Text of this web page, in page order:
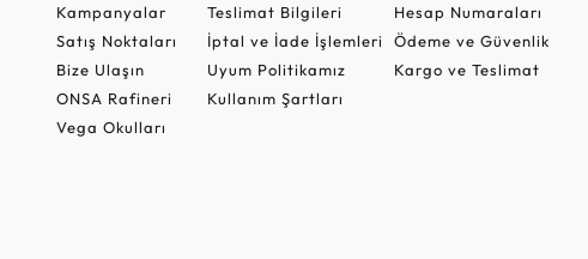
Kampanyalar
Satış Noktaları
Bize Ulaşın
ONSA Rafineri
Vega Okulları
Teslimat Bilgileri
İptal ve İade İşlemleri
Uyum Politikamız
Kullanım Şartları
Hesap Numaraları
Ödeme ve Güvenlik
Kargo ve Teslimat